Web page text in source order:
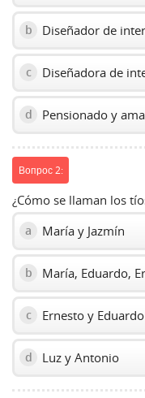
b Diseñador de
c Diseñadora de
d Pensionado y
Вопрос 2:
¿Cómo se llaman los
a María y Jazmín
b María, Eduardo,
c Ernesto y Eduardo
d Luz y Antonio